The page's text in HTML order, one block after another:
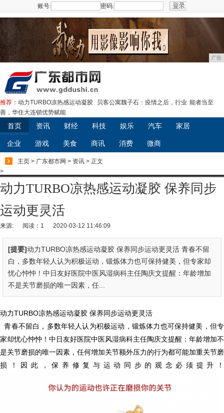
账号: 密码:
广告
推荐： 动力TURBO凉热感运动凝胶 贝客公寓魏子石：疫情之后，行业 能者当至
善，华住大连锁优势赋能
首页 资讯 财经 科技 娱乐 汽车 家居
企业 游戏 美食 商讯 消费 微商
主页 > 广东都市网 > 资讯 > 正文
>
动力TURBO凉热感运动凝胶 保养同步
运动更灵活
来源: 阅读：1 2020-03-12 11:46:09
[提要]动力TURBO凉热感运动凝胶 保养同步运动更灵活 青春不留
白，多数年轻人认为积极运动，锻炼体力也可保持健美，但专家却
忧心忡忡！中日友好医院中医风湿病科主任陶庆文提醒：年龄增加
不是关节磨损的唯一因素，任...
动力TURBO凉热感运动凝胶 保养同步运动更灵活
青春不留白，多数年轻人认为积极运动，锻炼体力也可保持健美，但专
家却忧心忡忡！中日友好医院中医风湿病科主任陶庆文提醒：年龄增加不
是关节磨损的唯一因素，任何增加关节额外压力的行为都可能加重关节磨
损！因此，保养修复与运动同步的观念必须提升！